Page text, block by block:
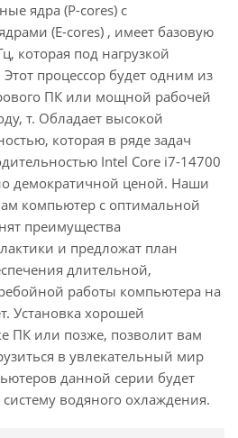
ядра (P-cores) с
(E-cores) , имеет базовую
которая под нагрузкой
процессор будет одним из
ПК или мощной рабочей
т. Обладает высокой
которая в ряде задач
Intel Core i7-14700
демократичной ценой. Наши
компьютер с оптимальной
преимущества
и предложат план
длительной,
работы компьютера на
Установка хорошей
ПК или позже, позволит вам
в увлекательный мир
данной серии будет
водяного охлаждения.